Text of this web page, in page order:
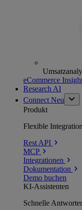
eCommerce
Research AI
Connect Neu
Produkt
Flexible
Rest API
MCP
Integrationen
Dokumentation
Demo buchen
KI-Assistenten
Schnelle